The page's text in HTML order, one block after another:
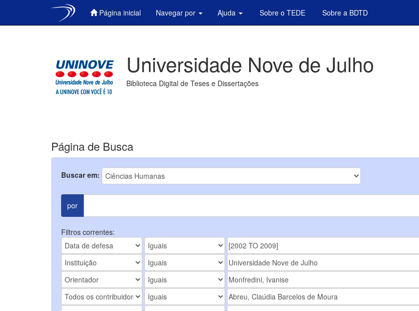
Página inicial Navegar por Ajuda Sobre o TEDE Sobre a BDTD
Universidade Nove de Julho
Biblioteca Digital de Teses e Dissertações
Página de Busca
Buscar em:
por
Filtros correntes: